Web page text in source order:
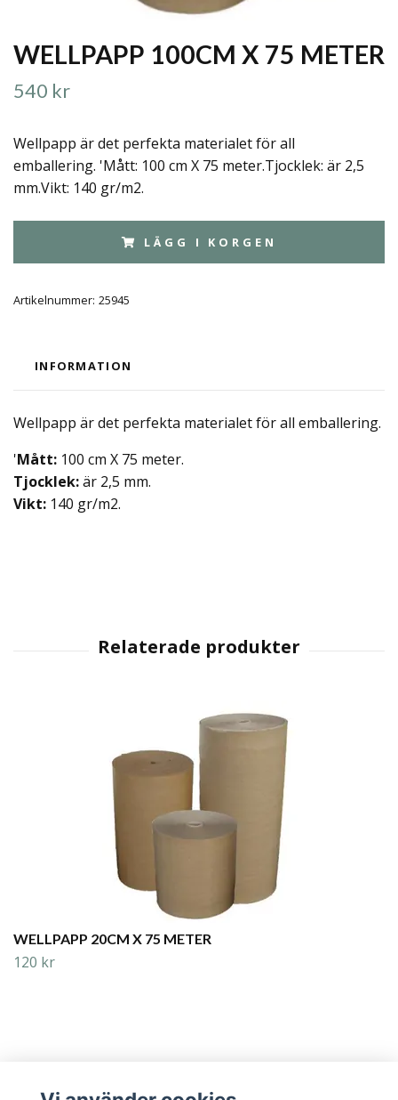
WELLPAPP 100CM X 75 METER
540 kr
Wellpapp är det perfekta materialet för all
emballering. 'Mått: 100 cm X 75 meter.Tjocklek: är 2,5
mm.Vikt: 140 gr/m2.
LÄGG I KORGEN
Artikelnummer: 25945
INFORMATION
Wellpapp är det perfekta materialet för all emballering.
'Mått: 100 cm X 75 meter.
Tjocklek:är 2,5 mm.
Vikt: 140 gr/m2.
WELLPAPP 20CM X 75 METER
120 kr